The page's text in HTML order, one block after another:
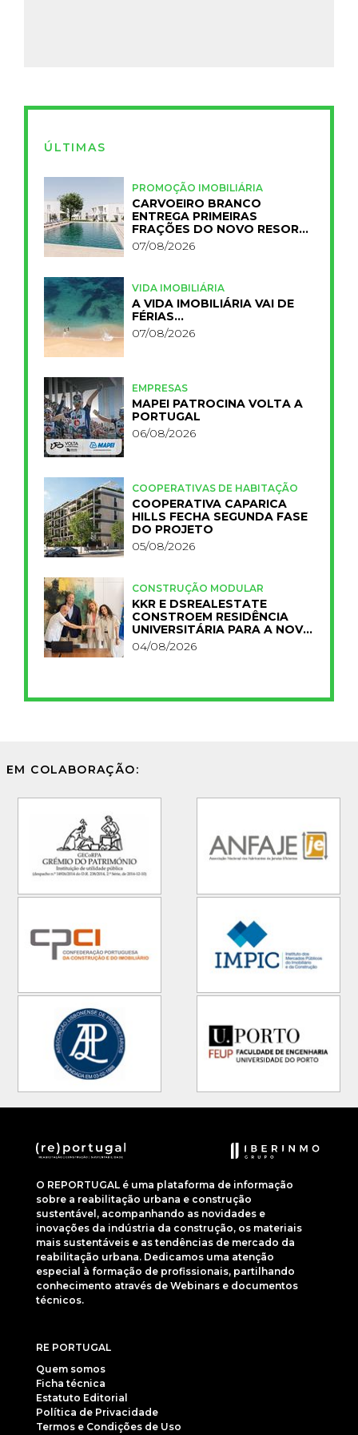
ÚLTIMAS
PROMOÇÃO IMOBILIÁRIA
CARVOEIRO BRANCO
ENTREGA PRIMEIRAS
FRAÇÕES DO NOVO RESORT
PRIMELIFE
07/08/2026
VIDA IMOBILIÁRIA
A VIDA IMOBILIÁRIA VAI DE
FÉRIAS…
07/08/2026
EMPRESAS
MAPEI PATROCINA VOLTA A
PORTUGAL
06/08/2026
COOPERATIVAS DE HABITAÇÃO
COOPERATIVA CAPARICA
HILLS FECHA SEGUNDA FASE
DO PROJETO
05/08/2026
CONSTRUÇÃO MODULAR
KKR E DSREALESTATE
CONSTROEM RESIDÊNCIA
UNIVERSITÁRIA PARA A NOVA
FCT
04/08/2026
EM COLABORAÇÃO:
O REPORTUGAL é uma plataforma de informação
sobre a reabilitação urbana e construção
sustentável, acompanhando as novidades e
inovações da indústria da construção, os materiais
mais sustentáveis e as tendências de mercado da
reabilitação urbana. Dedicamos uma atenção
especial à formação de profissionais, partilhando
conhecimento através de Webinars e documentos
técnicos.
RE PORTUGAL
Quem somos
Ficha técnica
Estatuto Editorial
Política de Privacidade
Termos e Condições de Uso